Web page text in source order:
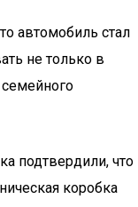
автомобиль стал
не только в
подтвердили, что
коробка